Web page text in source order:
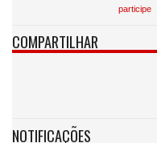
participe
COMPARTILHAR
NOTIFICAÇÕES